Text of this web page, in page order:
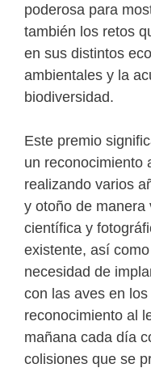
poderosa para
también los retos
en sus distintos
ambientales y la
biodiversidad.
Este premio
un reconocimiento
realizando varios
y otoño de manera
científica y
existente, así
necesidad de
con las aves en
reconocimiento al
mañana cada día
colisiones que se